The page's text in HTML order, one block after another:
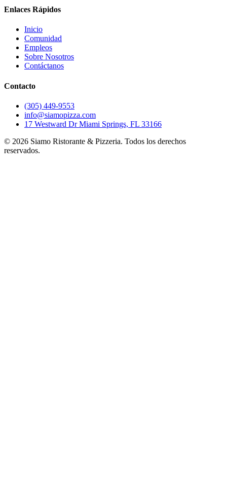
Enlaces Rápidos
Inicio
Comunidad
Empleos
Sobre Nosotros
Contáctanos
Contacto
(305) 449-9553
info@siamopizza.com
17 Westward Dr Miami Springs, FL 33166
© 2026 Siamo Ristorante & Pizzeria. Todos los derechos
reservados.